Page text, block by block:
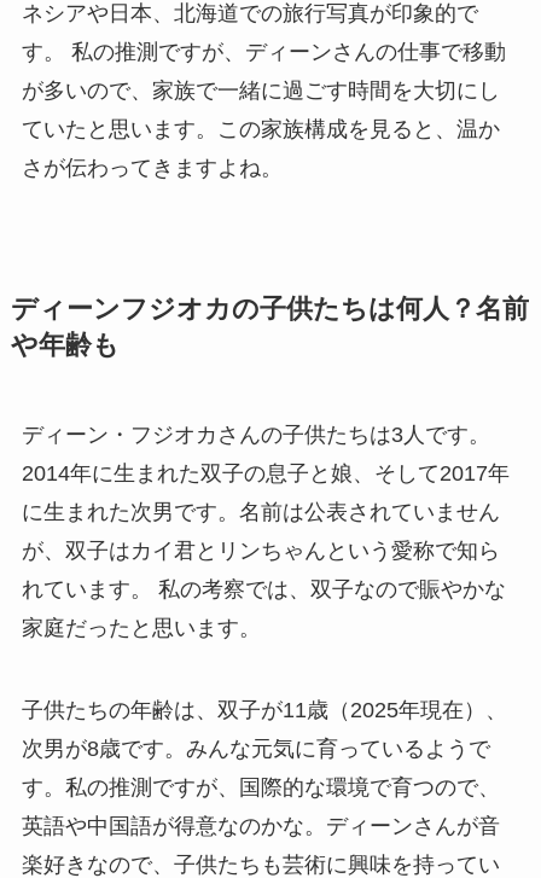
ネシアや日本、北海道での旅行写真が印象的で
す。 私の推測ですが、ディーンさんの仕事で移動
が多いので、家族で一緒に過ごす時間を大切にし
ていたと思います。この家族構成を見ると、温か
さが伝わってきますよね。
ディーンフジオカの子供たちは何人？名前
や年齢も
ディーン・フジオカさんの子供たちは3人です。
2014年に生まれた双子の息子と娘、そして2017年
に生まれた次男です。名前は公表されていません
が、双子はカイ君とリンちゃんという愛称で知ら
れています。 私の考察では、双子なので賑やかな
家庭だったと思います。
子供たちの年齢は、双子が11歳（2025年現在）、
次男が8歳です。みんな元気に育っているようで
す。私の推測ですが、国際的な環境で育つので、
英語や中国語が得意なのかな。ディーンさんが音
楽好きなので、子供たちも芸術に興味を持ってい